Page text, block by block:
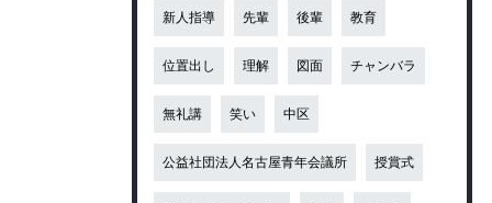
新人指導 先輩 後輩 教育
位置出し 理解 図面 チャンバラ
無礼講 笑い 中区
公益社団法人名古屋青年会議所 授賞式